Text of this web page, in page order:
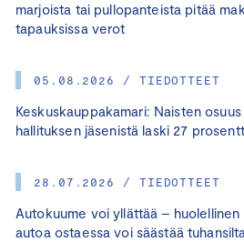
marjoista tai pullopanteista pitää
tapauksissa verot
05.08.2026 / TIEDOTTEET
Keskuskauppakamari: Naisten
hallituksen jäsenistä laski 27
28.07.2026 / TIEDOTTEET
Autokuume voi yllättää –
autoa ostaessa voi säästää